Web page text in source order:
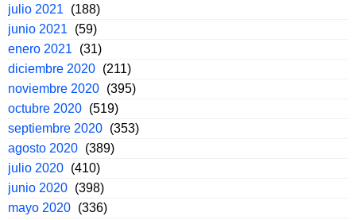
julio 2021
(188)
junio 2021
(59)
enero 2021
(31)
diciembre 2020 (211)
noviembre 2020 (395)
octubre 2020 (519)
septiembre 2020 (353)
agosto 2020 (389)
julio 2020 (410)
junio 2020 (398)
mayo 2020 (336)